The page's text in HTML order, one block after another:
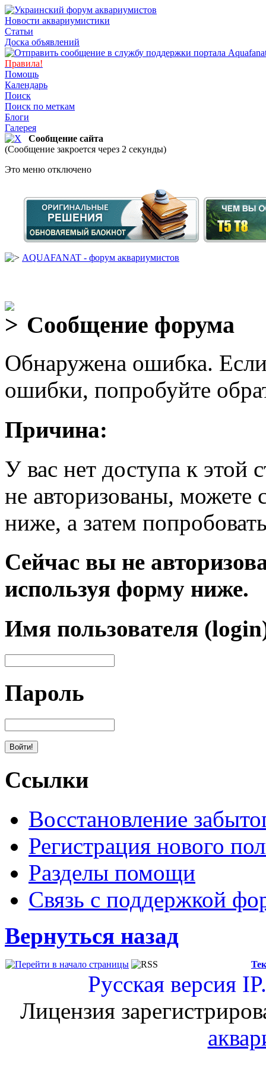
Новости аквариумистики
Статьи
Доска объявлений
Правила!
Помощь
Календарь
Поиск
Поиск по меткам
Блоги
Галерея
Сообщение сайта
(Сообщение закроется через 2 секунды)
Это меню отключено
AQUAFANAT - форум аквариумистов
Сообщение форума
Обнаружена ошибка.
ошибки, попробуйте
Причина:
У вас нет доступа к
не авторизованы, можете
ниже, а затем
Сейчас вы не
используя форму ниже.
Имя пользователя
Пароль
Ссылки
Восстановление
Регистрация нового
Разделы помощи
Связь с поддержкой
Вернуться назад
Русская версия
Лицензия